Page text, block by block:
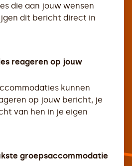
die aan jouw wensen
dit bericht direct in
reageren op jouw
kunnen
op jouw bericht, je
van hen in je eigen
groepsaccommodatie